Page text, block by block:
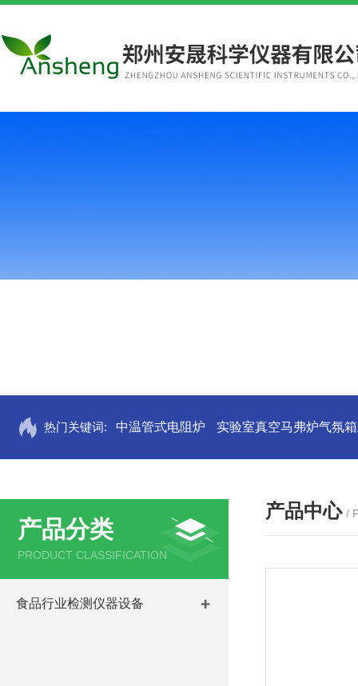
热门关键词: 中温管式电阻炉 实验室真空马弗炉气氛
产品分类
PRODUCT CLASSIFICATION
食品行业检测仪器设备
产品中心 /